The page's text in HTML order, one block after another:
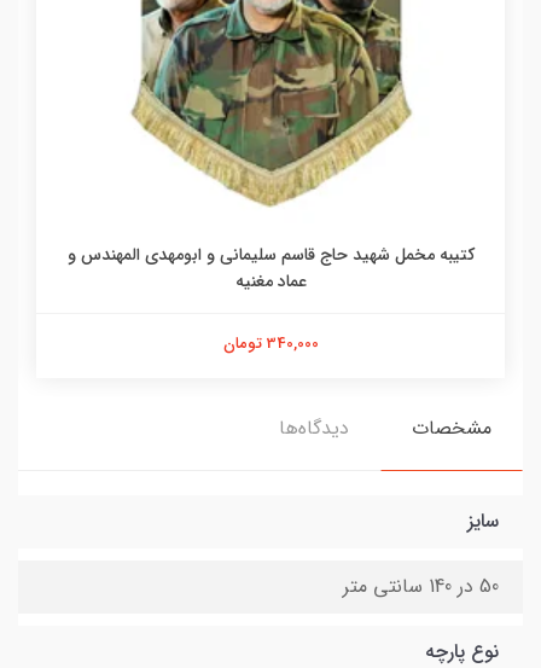
کتیبه مخمل شهید حاج قاسم سلیمانی و ابومهدی المهندس و
عماد مغنیه
340,000 تومان
مشخصات دیدگاه‌ها
سایز
50 در 140 سانتی متر
نوع پارچه